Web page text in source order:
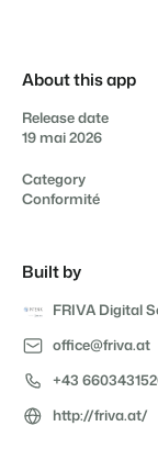
About this app
Release date
19 mai 2026
Category
Conformité
Built by
FRIVA Digital
office@friva.at
+43
http://friva.at/